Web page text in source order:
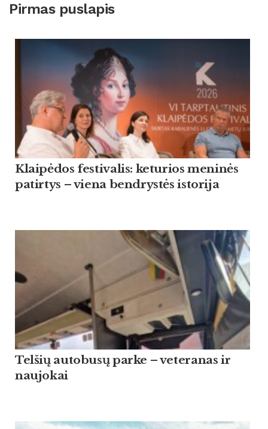
Pirmas puslapis
Klaipėdos festivalis: keturios meninės
patirtys – viena bendrystės istorija
Tel­šių au­to­busų par­ke – ve­te­ra­nas ir
nau­jo­kai